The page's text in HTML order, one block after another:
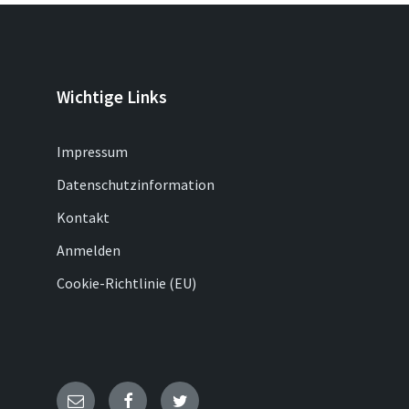
Wichtige Links
Impressum
Datenschutzinformation
Kontakt
Anmelden
Cookie-Richtlinie (EU)
E- FacebookTwitter